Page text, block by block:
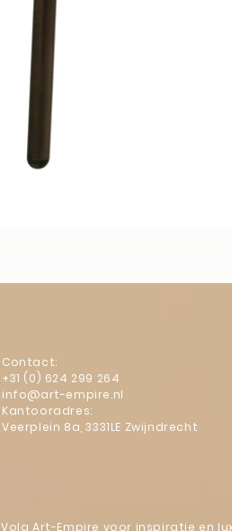
Contact:
+31 (0) 624 299 264
info@art-empire.nl
Kantooradres:
Veerplein 8a, 3331LE Zwijndrecht
Volg Art-Empire voor inspiratie en